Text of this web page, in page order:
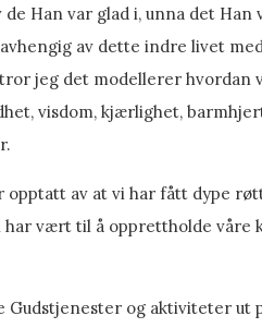
Han var glad i, unna det Han
av dette indre livet
jeg det modellerer hvordan
visdom, kjærlighet,
opptatt av at vi har fått dype
vært til å opprettholde våre
Gudstjenester og aktiviteter ut